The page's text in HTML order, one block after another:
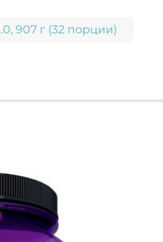
907 г (32 порции)